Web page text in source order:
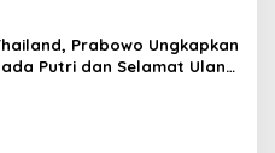
Prabowo Ungkapkan
Putri dan Selamat Ulang
Thailand